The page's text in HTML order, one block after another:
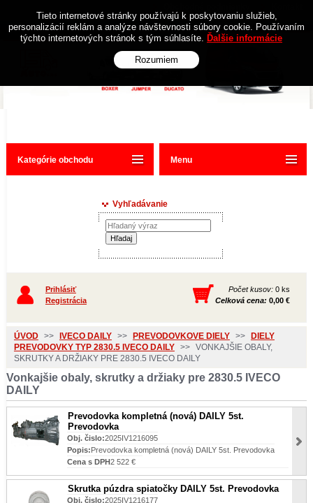
Kategórie obchodu
Vyhľadávanie
Prihlásiť
Registrácia
Počet kusov: 0 ks
Celková cena: 0,00 €
ÚVOD >> IVECO DAILY >> PREVODOVKOVE DIELY >>
DIELY
PREVODOVKY TYP 2830.5 IVECO DAILY >> VONKAJŠIE OBALY,
SKRUTKY A DRŽIAKY PRE 2830.5 IVECO DAILY
Vonkajšie obaly, skrutky a držiaky pre 2830.5 IVECO
DAILY
Prevodovka kompletná (nová) DAILY 5st.
Prevodovka
Obj. čislo:2025IV1216095
Popis:Prevodovka kompletná (nová) DAILY 5st. Prevodovka
Cena s DPH2 522 €
Skrutka púzdra spiatočky DAILY 5st. Prevodovka
Obj. čislo:2025IV1216177
Menu
Tieto internetové stránky používajú k poskytovaniu služieb,
personalizácií reklám a analýze návštevnosti súbory cookie. Používaním
týchto internetových stránok s tým súhlasíte. Ďalšie informácie
Rozumiem